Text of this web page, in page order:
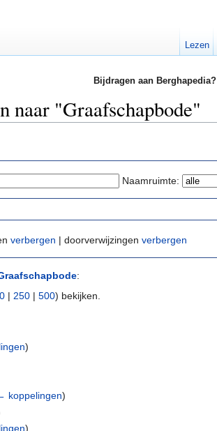
Bijdragen aan Berghapedia?
naar "Graafschapbode"
Naamruimte:
verbergen | doorverwijzingen verbergen
:
| 250 | 500) bekijken.
)
koppelingen)
)
Lezen